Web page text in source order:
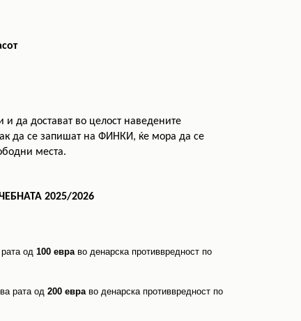
да достават во целост наведените
да се запишат на ФИНКИ, ќе мора да се
места.
2025/2026
од 100 евраво денарска противвредност по
рата од 200 евра во денарска противвредност по